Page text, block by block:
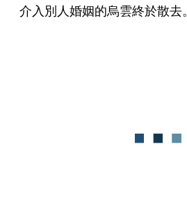
介入別人婚姻的烏雲終於散去。